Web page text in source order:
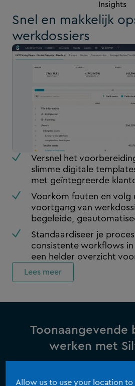
Insights
Snel en makkelijk
werkdossiers
Versnel het
slimme digitale
met geïntegreerde
Voorkom fouten en volg
voortgang van
begeleide,
Standaardiseer je
consistente workflows
een helder overzicht
Lees meer
Toonaangevende
werken met
data‑inzichten en meer
Allow us to use your location